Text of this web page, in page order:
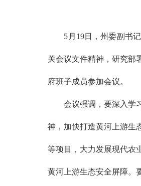
5月19日，州委副书记
关会议文件精神，研究部
府班子成员参加会议。
会议强调，要深入学习
神，加快打造黄河上游生
等项目，大力发展现代农
黄河上游生态安全屏障。